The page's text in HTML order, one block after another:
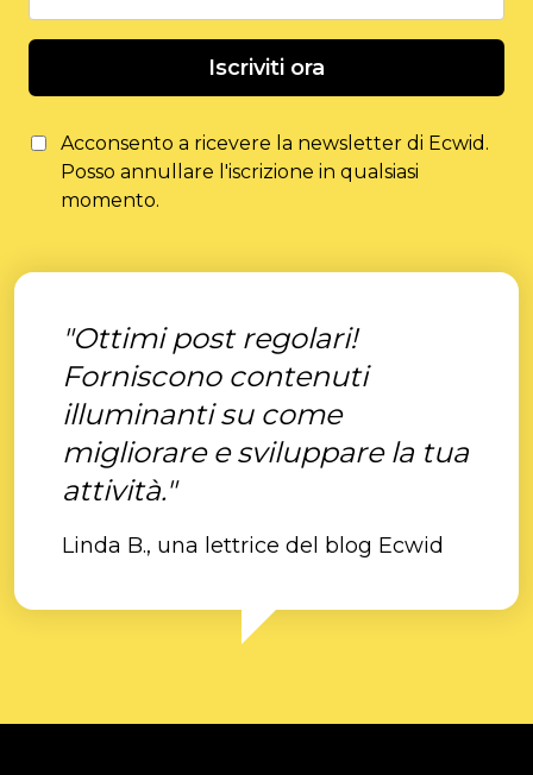
Iscriviti ora
Acconsento a ricevere la newsletter di Ecwid.
Posso annullare l'iscrizione in qualsiasi
momento.
"Ottimi post regolari!
Forniscono contenuti
illuminanti su come
migliorare e sviluppare la tua
attività."
Linda B., una lettrice del blog Ecwid